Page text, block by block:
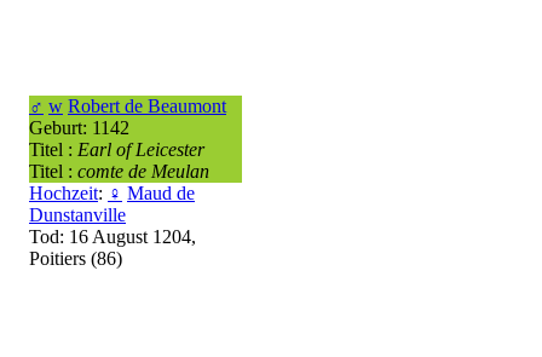
♂ w Robert de Beaumont
Geburt: 1142
Titel : Earl of Leicester
Titel : comte de Meulan
Hochzeit: ♀ Maud de
Dunstanville
Tod: 16 August 1204,
Poitiers (86)